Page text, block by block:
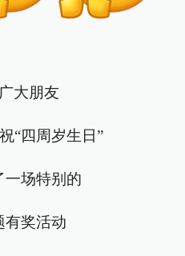
大朋友
“四周岁生日”
一场特别的
有奖活动